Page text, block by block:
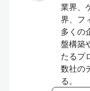
業界、
界、フ
多くの
盤構築
たるプ
数社の
る。